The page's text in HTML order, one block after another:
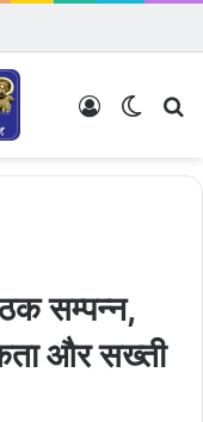
Log In
सम्पन्न,
और सख्ती